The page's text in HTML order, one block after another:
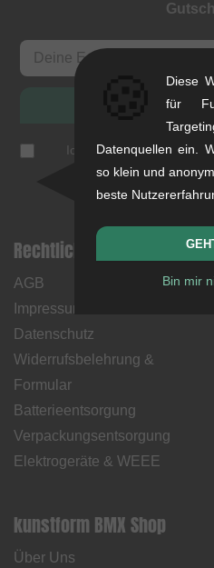
Ich akzeptiere die
Rechtliche Hinweise
AGB
Impressum
Datenschutz
Widerrufsbelehrung &
Formular
Batterieentsorgung
Verpackungsentsorgung
Elektrogeräte & WEEE
kunstform BMX Shop
Über Uns
Diese
für
Datenquellen ein.
so klein und
beste
Bin mir